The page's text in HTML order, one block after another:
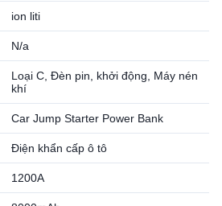
ion liti
N/a
Loại C, Đèn pin, khởi động, Máy nén
khí
Car Jump Starter Power Bank
Điện khẩn cấp ô tô
1200A